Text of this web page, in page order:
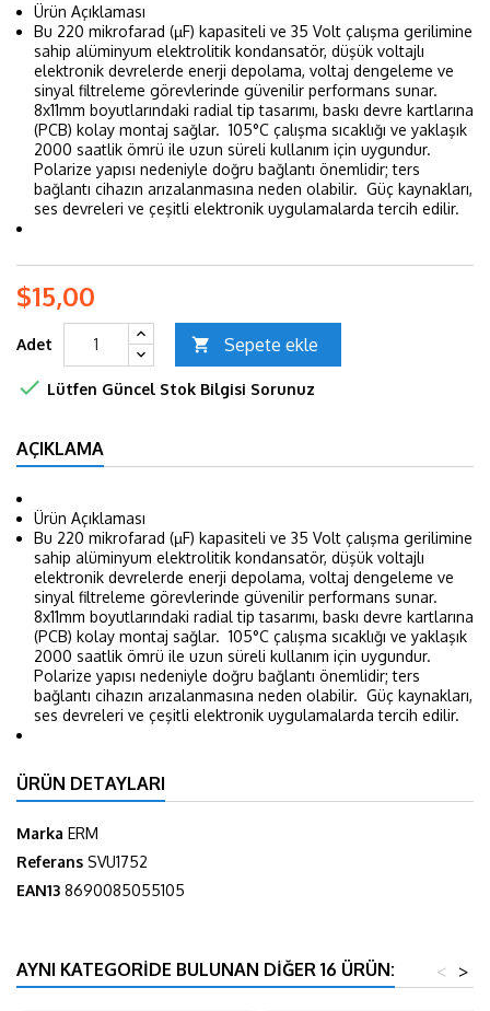
Ürün Açıklaması
Bu 220 mikrofarad (µF) kapasiteli ve 35 Volt çalışma gerilimine
sahip alüminyum elektrolitik kondansatör, düşük voltajlı
elektronik devrelerde enerji depolama, voltaj dengeleme ve
sinyal filtreleme görevlerinde güvenilir performans sunar.
8x11mm boyutlarındaki radial tip tasarımı, baskı devre kartlarına
(PCB) kolay montaj sağlar. 105°C çalışma sıcaklığı ve yaklaşık
2000 saatlik ömrü ile uzun süreli kullanım için uygundur.
Polarize yapısı nedeniyle doğru bağlantı önemlidir; ters
bağlantı cihazın arızalanmasına neden olabilir. Güç kaynakları,
ses devreleri ve çeşitli elektronik uygulamalarda tercih edilir.
$15,00
Adet  Sepete ekle
 Lütfen Güncel Stok Bilgisi Sorunuz
AÇIKLAMA
Ürün Açıklaması
Bu 220 mikrofarad (µF) kapasiteli ve 35 Volt çalışma gerilimine
sahip alüminyum elektrolitik kondansatör, düşük voltajlı
elektronik devrelerde enerji depolama, voltaj dengeleme ve
sinyal filtreleme görevlerinde güvenilir performans sunar.
8x11mm boyutlarındaki radial tip tasarımı, baskı devre kartlarına
(PCB) kolay montaj sağlar. 105°C çalışma sıcaklığı ve yaklaşık
2000 saatlik ömrü ile uzun süreli kullanım için uygundur.
Polarize yapısı nedeniyle doğru bağlantı önemlidir; ters
bağlantı cihazın arızalanmasına neden olabilir. Güç kaynakları,
ses devreleri ve çeşitli elektronik uygulamalarda tercih edilir.
ÜRÜN DETAYLARI
Marka ERM
Referans SVU1752
EAN13 8690085055105
AYNI KATEGORIDE BULUNAN DIĞER 16 ÜRÜN: >
<